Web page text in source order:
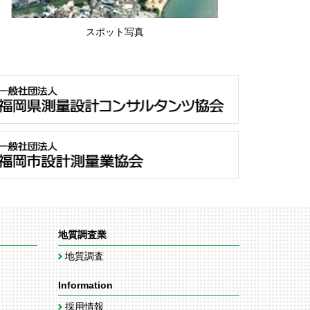
スポット写真
地質調査業
地質調査
Information
採用情報